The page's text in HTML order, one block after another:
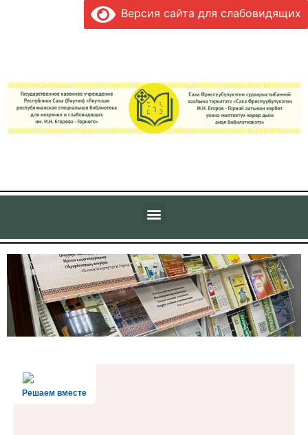
Версия сайта для слабовидящих
Решаем вместе